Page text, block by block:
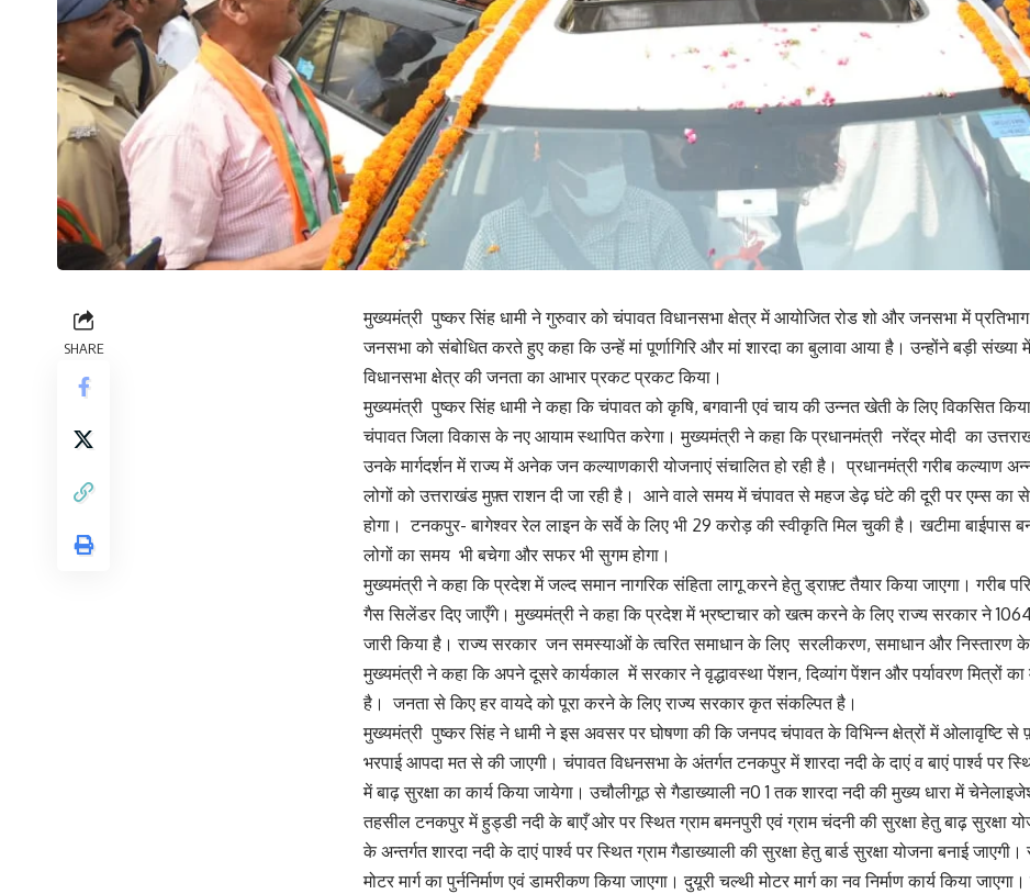
SHARE
मुख्यमंत्री पुष्कर सिंह धामी ने गुरुवार को चंपावत विधानसभा क्षेत्र में आयोजित रोड शो और जनसभा में
जनसभा को संबोधित करते हुए कहा कि उन्हें मां पूर्णागिरि और मां शारदा का बुलावा आया है। उन्होंने बड़ी
विधानसभा क्षेत्र की जनता का आभार प्रकट प्रकट किया।
मुख्यमंत्री पुष्कर सिंह धामी ने कहा कि चंपावत को कृषि, बगवानी एवं चाय की उन्नत खेती के लिए विकसित
चंपावत जिला विकास के नए आयाम स्थापित करेगा। मुख्यमंत्री ने कहा कि प्रधानमंत्री नरेंद्र मोदी का
उनके मार्गदर्शन में राज्य में अनेक जन कल्याणकारी योजनाएं संचालित हो रही है। प्रधानमंत्री गरीब कल्याण
लोगों को उत्तराखंड मुफ़्त राशन दी जा रही है। आने वाले समय में चंपावत से महज डेढ़ घंटे की दूरी पर एम्स का
होगा। टनकपुर- बागेश्वर रेल लाइन के सर्वे के लिए भी 29 करोड़ की स्वीकृति मिल चुकी है। खटीमा बाईपास
लोगों का समय भी बचेगा और सफर भी सुगम होगा।
मुख्यमंत्री ने कहा कि प्रदेश में जल्द समान नागरिक संहिता लागू करने हेतु ड्राफ़्ट तैयार किया जाएगा। गरीब
गैस सिलेंडर दिए जाएँगे। मुख्यमंत्री ने कहा कि प्रदेश में भ्रष्टाचार को खत्म करने के लिए राज्य सरकार ने
जारी किया है। राज्य सरकार जन समस्याओं के त्वरित समाधान के लिए सरलीकरण, समाधान और निस्तारण के
मुख्यमंत्री ने कहा कि अपने दूसरे कार्यकाल में सरकार ने वृद्धावस्था पेंशन, दिव्यांग पेंशन और पर्यावरण मित्रों
है। जनता से किए हर वायदे को पूरा करने के लिए राज्य सरकार कृत संकल्पित है।
मुख्यमंत्री पुष्कर सिंह ने धामी ने इस अवसर पर घोषणा की कि जनपद चंपावत के विभिन्न क्षेत्रों में ओलावृष्टि
भरपाई आपदा मत से की जाएगी। चंपावत विधनसभा के अंतर्गत टनकपुर में शारदा नदी के दाएं व बाएं पार्श्व पर
में बाढ़ सुरक्षा का कार्य किया जायेगा। उचौलीगूठ से गैडाख्याली न0 1 तक शारदा नदी की मुख्य धारा में
तहसील टनकपुर में हुड्डी नदी के बाएँ ओर पर स्थित ग्राम बमनपुरी एवं ग्राम चंदनी की सुरक्षा हेतु बाढ़ सुरक्षा
के अन्तर्गत शारदा नदी के दाएं पार्श्व पर स्थित ग्राम गैडाख्याली की सुरक्षा हेतु बार्ड सुरक्षा योजना बनाई
मोटर मार्ग का पुर्ननिर्माण एवं डामरीकण किया जाएगा। दुयूरी चल्थी मोटर मार्ग का नव निर्माण कार्य किया